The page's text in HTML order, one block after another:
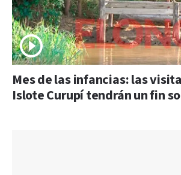
Mes de las infancias: las
Islote Curupí tendrán un fin